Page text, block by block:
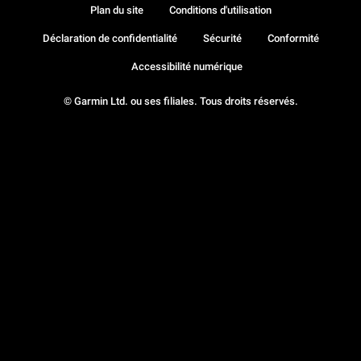
© Garmin Ltd. ou ses filiales. Tous droits réservés.
Plan du site Conditions d'utilisation
Déclaration de confidentialité Sécurité Conformité
Accessibilité numérique